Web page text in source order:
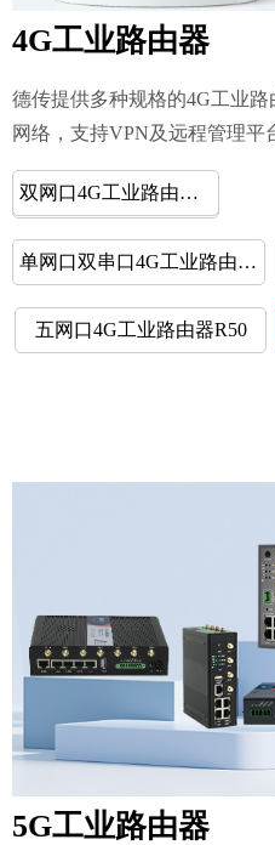
4G工业路由器
德传提供多种规格的4G工业路
网络，支持VPN及远程管理平
单网口单串口4G工业路由器R10
双网口4G工业路由器R20
单网口双串口4G工业路由器R12
五网口4G工业路由器R50
5G工业路由器